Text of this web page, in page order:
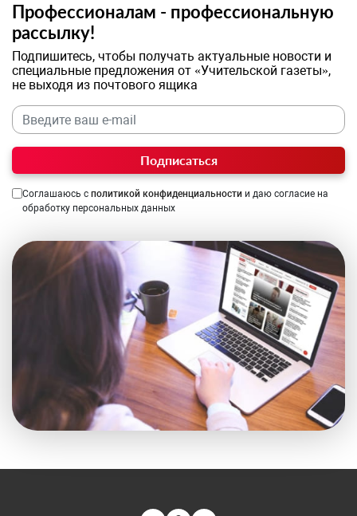
Профессионалам - профессиональную
рассылку!
Подпишитесь, чтобы получать актуальные новости и
специальные предложения от «Учительской газеты»,
не выходя из почтового ящика
Подписаться
Соглашаюсь с политикой конфиденциальности и даю согласие на
обработку персональных данных